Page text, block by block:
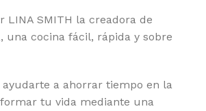
LINA SMITH la creadora de
una cocina fácil, rápida y sobre
a ahorrar tiempo en la
tu vida mediante una